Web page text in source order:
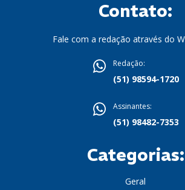
Contato:
Fale com a redação através do
Redação:
(51) 98594-1720
Assinantes:
(51) 98482-7353
Categorias:
Geral